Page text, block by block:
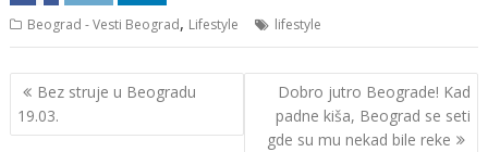
Beograd - Vesti Beograd, Lifestyle lifestyle
Кретање
чланка
Bez struje u Beogradu
19.03.
Dobro jutro Beograde! Kad
padne kiša, Beograd se seti
gde su mu nekad bile reke